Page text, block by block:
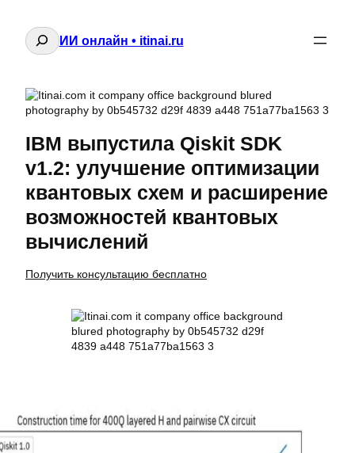
Поиск
ИИ онлайн • itinai.ru
IBM выпустила Qiskit SDK
v1.2: улучшение оптимизации
квантовых схем и расширение
возможностей квантовых
вычислений
Получить консультацию бесплатно